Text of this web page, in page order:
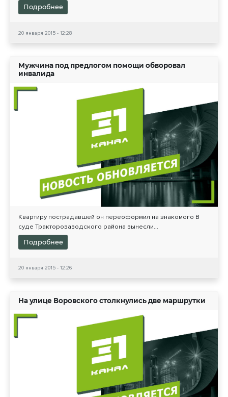
Подробнее
20 января 2015 - 12:28
Мужчина под предлогом помощи обворовал
инвалида
Квартиру пострадавшей он переоформил на знакомого В
суде Тракторозаводского района вынесли...
Подробнее
20 января 2015 - 12:26
На улице Воровского столкнулись две маршрутки